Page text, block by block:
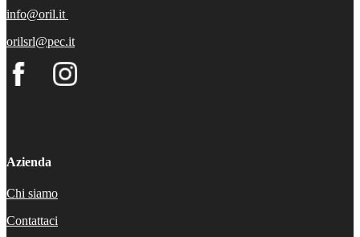
info@oril.it
orilsrl@pec.it
Azienda
Chi siamo
Contattaci